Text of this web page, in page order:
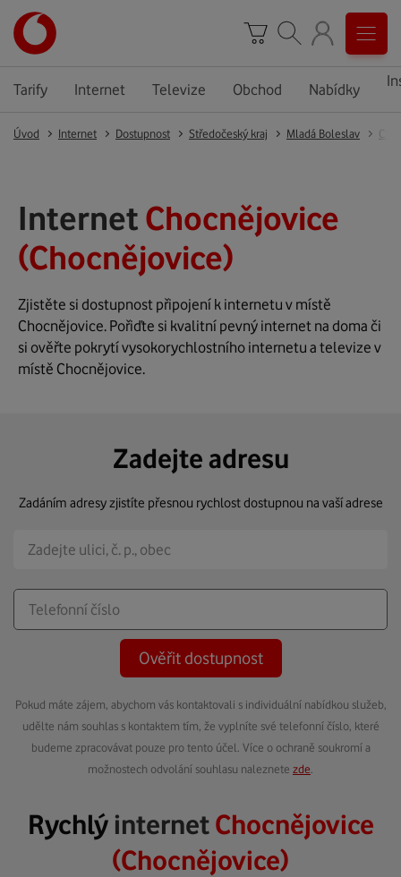
Tarify Internet Televize Obchod Nabídky
Úvod Internet Dostupnost Středočeský kraj Mladá Boleslav
Internet Chocnějovice
(Chocnějovice)
Zjistěte si dostupnost připojení k internetu v místě
Chocnějovice. Pořiďte si kvalitní pevný internet na doma či
si ověřte pokrytí vysokorychlostního internetu a televize v
místě Chocnějovice.
Zadejte adresu
Zadáním adresy zjistíte přesnou rychlost dostupnou na vaší adrese
Ověřit dostupnost
Pokud máte zájem, abychom vás kontaktovali s individuální nabídkou služeb,
udělte nám souhlas s kontaktem tím, že vyplníte své telefonní číslo, které
budeme zpracovávat pouze pro tento účel. Více o ochraně soukromí a
možnostech odvolání souhlasu naleznete zde
RychlýinternetChocnějovice
(Chocnějovice)